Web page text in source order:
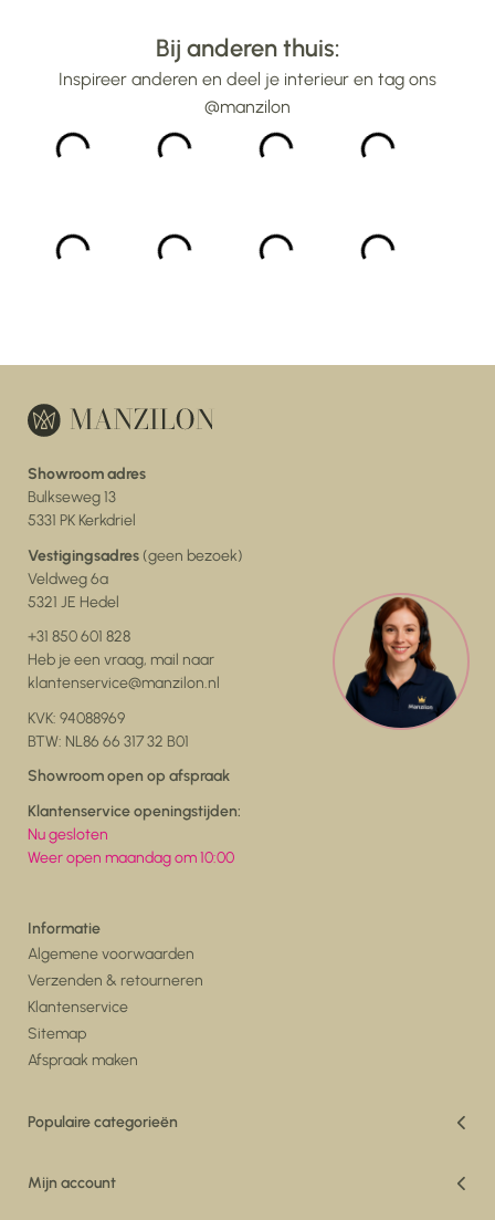
Bij anderen thuis:
Inspireer anderen en deel je interieur en tag ons
@manzilon
Showroom adres
Bulkseweg 13
5331 PK Kerkdriel
Vestigingsadres (geen bezoek)
Veldweg 6a
5321 JE Hedel
+31 850 601 828
Heb je een vraag, mail naar
klantenservice@manzilon.nl
KVK: 94088969
BTW: NL86 66 317 32 B01
Showroom open op afspraak
Klantenservice openingstijden:
Nu gesloten
Weer open maandag om 10:00
Informatie
Algemene voorwaarden
Verzenden & retourneren
Klantenservice
Sitemap
Afspraak maken
Populaire categorieën
Woonkamer
Mijn account